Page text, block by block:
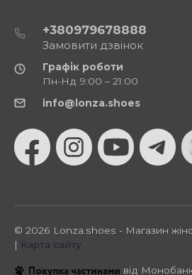
+380979678888
Замовити дзвінок
Графік роботи
Пн-Нд 9:00 – 21:00
info@lonza.shoes
© 2026 Lonza.shoes - Магазин
| Карта сайту
від